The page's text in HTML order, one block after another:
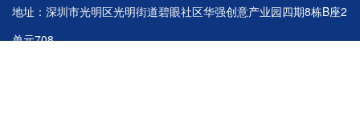
地址：深圳市光明区光明街道碧眼社区华强创意产业园四期8栋B座2
单元708